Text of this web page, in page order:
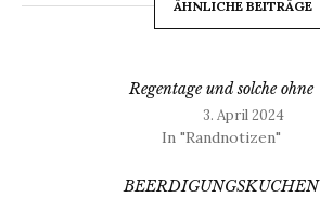
ÄHNLICHE BEITRÄGE
Regentage und solche ohne
3. April 2024
In "Randnotizen"
BEERDIGUNGSKUCHEN